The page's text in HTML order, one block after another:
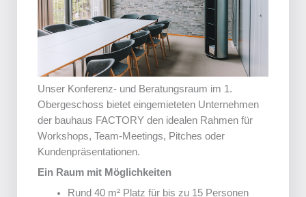
Unser Konferenz- und Beratungsraum im 1.
Obergeschoss bietet eingemieteten Unternehmen
der bauhaus FACTORY den idealen Rahmen für
Workshops, Team-Meetings, Pitches oder
Kundenpräsentationen.
Ein Raum mit Möglichkeiten
Rund 40 m² Platz für bis zu 15 Personen